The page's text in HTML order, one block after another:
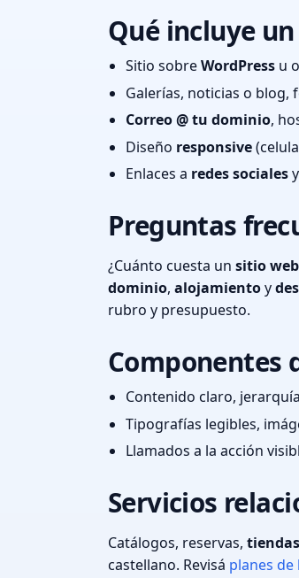
Qué incluye
Sitio sobreWordPress u
Galerías, noticias o
Correo @ tu dominio,
Diseño responsive
Enlaces a redes sociales
Preguntas
¿Cuánto cuesta un sitio web
dominio, alojamientoy
rubro y presupuesto.
Componentes
Contenido claro,
Tipografías legibles,
Llamados a la acción
Servicios
Catálogos, reservas,
castellano. Revisá planes